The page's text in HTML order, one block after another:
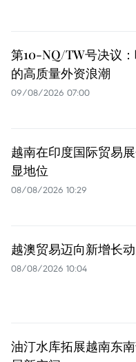
第10-NQ/TW号决议
的高质量外资浪潮
09/08/2026 07:00
越南在印度国际贸易
显地位
08/08/2026 10:29
越澳贸易迈向新增长
08/08/2026 10:04
油汀水库拓展越南东